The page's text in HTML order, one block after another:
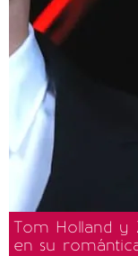
Tom Holland y
en su